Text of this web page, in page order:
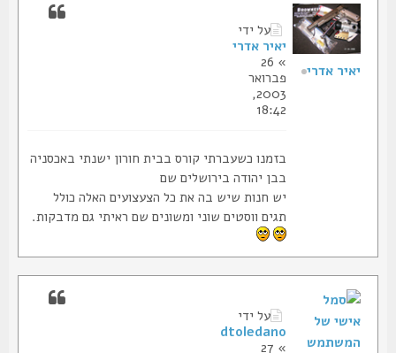
על ידי
יאיר אדרי
פברואר
2003,
18:42
בזמנו כשעברתי קורס בבית חורון ישנתי באכסניה
בבן יהודה בירושלים שם
יש חנות שיש בה את כל הצעצועים האלה כולל
תגים ווסטים שוני ומשונים שם ראיתי גם מדבקות.
יאיר אדרי
על ידי
dtoledano